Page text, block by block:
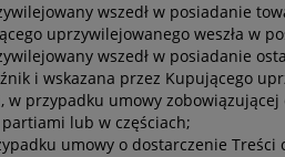
wszedł w posiadanie
uprzywilejowanego weszła w
wszedł w posiadanie
i wskazana przez Kupującego
przypadku umowy
lub w częściach;
umowy o dostarczenie Treści